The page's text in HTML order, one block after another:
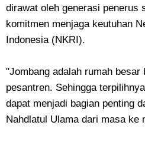
dirawat oleh generasi penerus
komitmen menjaga keutuhan
Indonesia (NKRI).
"Jombang adalah rumah besar
pesantren. Sehingga
dapat menjadi bagian penting
Nahdlatul Ulama dari masa ke